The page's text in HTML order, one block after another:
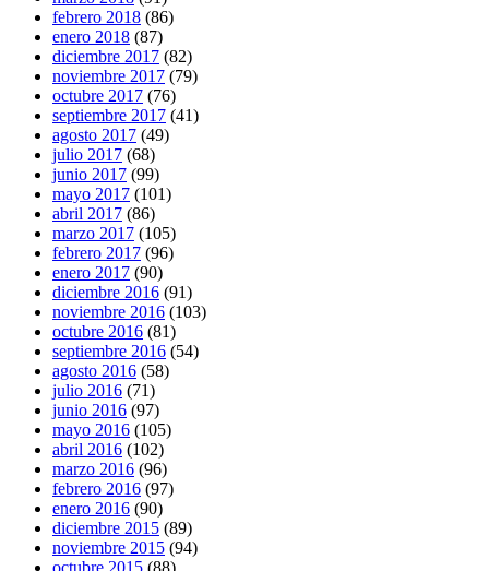
febrero 2018 (86)
enero 2018 (87)
diciembre 2017 (82)
noviembre 2017 (79)
octubre 2017 (76)
septiembre 2017 (41)
agosto 2017 (49)
julio 2017 (68)
junio 2017 (99)
mayo 2017 (101)
abril 2017 (86)
marzo 2017 (105)
febrero 2017 (96)
enero 2017 (90)
diciembre 2016 (91)
noviembre 2016 (103)
octubre 2016 (81)
septiembre 2016 (54)
agosto 2016 (58)
julio 2016 (71)
junio 2016 (97)
mayo 2016 (105)
abril 2016 (102)
marzo 2016 (96)
febrero 2016 (97)
enero 2016 (90)
diciembre 2015 (89)
noviembre 2015 (94)
octubre 2015 (88)